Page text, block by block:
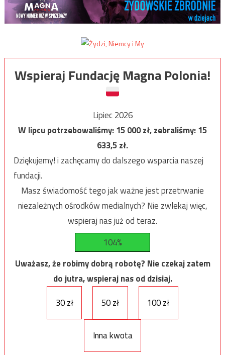
Wspieraj Fundację Magna Polonia!
Lipiec 2026
W lipcu potrzebowaliśmy:15 000zł, zebraliśmy:15
633,5zł.
Dziękujemy! i zachęcamy do dalszego wsparcia naszej
fundacji.
Masz świadomość tego jak ważne jest przetrwanie
niezależnych ośrodków medialnych? Nie zwlekaj więc,
wspieraj nas już od teraz.
104%
Uważasz, że robimy dobrą robotę? Nie czekaj zatem
do jutra, wspieraj nas od dzisiaj.
30 zł
50 zł 100 zł
Inna kwota